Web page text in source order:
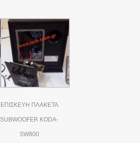
ΕΠΙΣΚΕΥΗ ΠΛΑΚΕΤΑ
SUBWOOFER KODA-
SW800